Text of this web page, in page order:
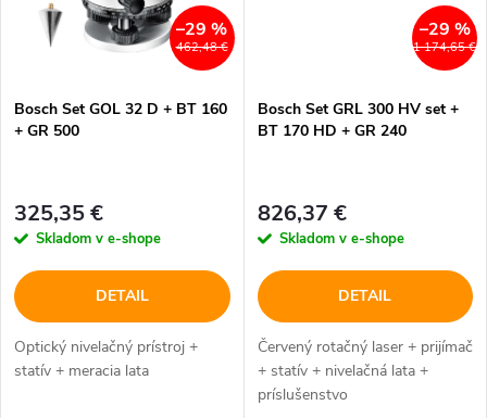
462,48 €
–29 %
Bosch Set GOL 32 D + BT 160
+ GR 500
325,35 €
Skladom v e-shope
DETAIL
Optický nivelačný prístroj +
statív + meracia lata
1 174,65 €
–29 %
Bosch Set GRL 300 HV set +
BT 170 HD + GR 240
826,37 €
Skladom v e-shope
DETAIL
Červený rotačný laser + prijímač
+ statív + nivelačná lata +
príslušenstvo